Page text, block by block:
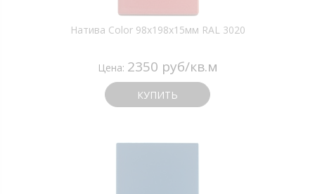
Натива Color 98х198х15мм RAL 3020
Цена: 2350 руб/кв.м
КУПИТЬ